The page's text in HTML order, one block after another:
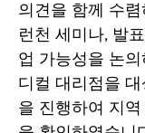
의견을 함께 수
런천 세미나, 발
업 가능성을 논의
디컬 대리점을
을 진행하여 지